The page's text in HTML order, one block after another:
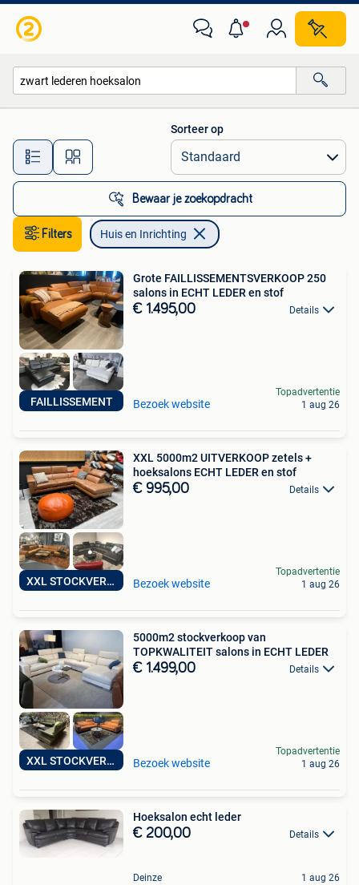
Alle afstanden…
Sorteer op
Bewaar je zoekopdracht
Filters Huis en Inrichting
FAILLISSEMENT
Grote FAILLISSEMENTSVERKOOP 250
salons in ECHT LEDER en stof
€ 1.495,00 Details
Bezoek website
Topadvertentie
1 aug 26
XXL STOCKVERKOOP
XXL 5000m2 UITVERKOOP zetels +
hoeksalons ECHT LEDER en stof
€ 995,00 Details
Bezoek website
Topadvertentie
1 aug 26
XXL STOCKVERKOOP
5000m2 stockverkoop van
TOPKWALITEIT salons in ECHT LEDER
€ 1.499,00 Details
Bezoek website
Topadvertentie
1 aug 26
Hoeksalon echt leder
€ 200,00 Details
Deinze 1 aug 26